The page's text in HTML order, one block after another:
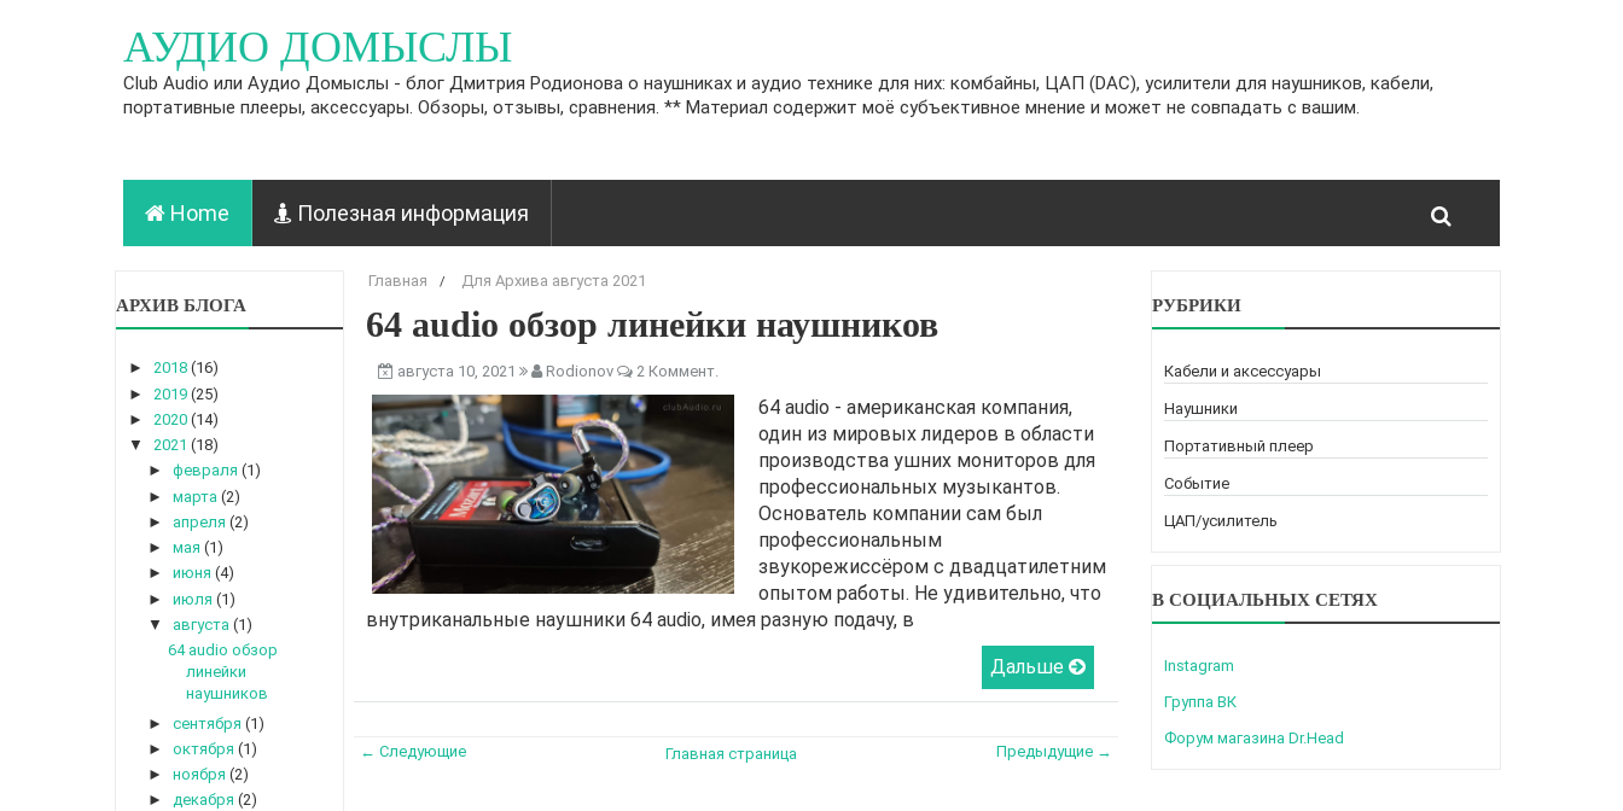
АУДИО ДОМЫСЛЫ
Club Audio или Аудио Домыслы - блог Дмитрия Родионова о наушниках и аудио технике для них: комбайны, ЦАП (DAC), усилители для наушников, кабели,
портативные плееры, аксессуары. Обзоры, отзывы, сравнения. ** Материал содержит моё субъективное мнение и может не совпадать с вашим.
Home Полезная информация
Главная / Для Архива августа 2021
64 audio обзор линейки наушников
августа 10, 2021 Rodionov 2 Коммент.
64 audio - американская компания,
один из мировых лидеров в области
производства ушних мониторов для
профессиональных музыкантов.
Основатель компании сам был
профессиональным
звукорежиссёром с двадцатилетним
опытом работы. Не удивительно, что
внутриканальные наушники 64 audio, имея разную подачу, в
Дальше
← Следующие Предыдущие →
Главная страница
АРХИВ БЛОГА
►2018(16)
► 2019(25)
► 2020(14)
▼2021(18)
► февраля (1)
► марта (2)
► апреля (2)
► мая (1)
► июня (4)
► июля (1)
▼ августа (1)
64 audio обзор
линейки
наушников
► сентября (1)
► октября (1)
► ноября (2)
► декабря (2)
РУБРИКИ
Кабели и аксессуары
Наушники
Портативный плеер
Событие
ЦАП/усилитель
В СОЦИАЛЬНЫХ СЕТЯХ
Instagram
Группа ВК
Форум магазина Dr.Head